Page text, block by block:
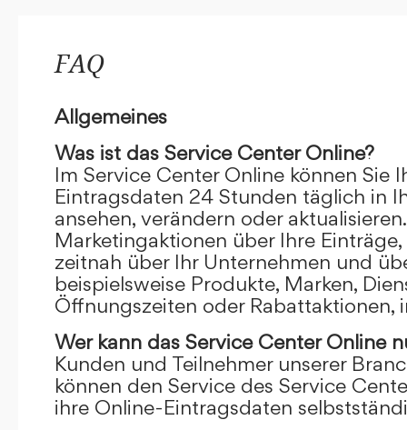
FAQ
Allgemeines
Was ist das Service Center Online?
Im Service Center Online können Sie
Eintragsdaten 24 Stunden täglich in
ansehen, verändern oder
Marketingaktionen über Ihre
zeitnah über Ihr Unternehmen und
beispielsweise Produkte, Marken,
Öffnungszeiten oder Rabattaktionen,
Wer kann das Service Center Online
Kunden und Teilnehmer unserer
können den Service des Service
ihre Online-Eintragsdaten